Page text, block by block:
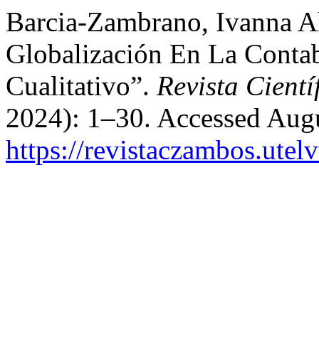
Barcia-Zambrano, Ivanna
Globalización En La
Cualitativo”. Revista
2024): 1–30. Accessed
https://